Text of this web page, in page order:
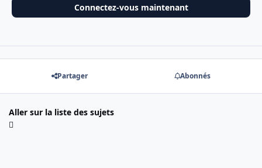
Connectez-vous maintenant
Partager Abonnés
Aller sur la liste des sujets